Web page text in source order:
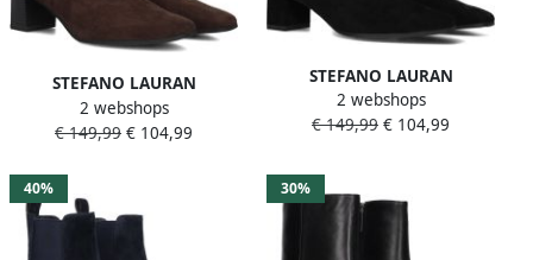
STEFANO LAURAN
Enkellaarsjes Dames 25354
Maat: 41 Materiaal: Suède
2 webshops
€ 149,99 € 104,99
STEFANO LAURAN
Enkellaarsjes Dames 25354
Maat: 42 Materiaal: Suède
2 webshops
€ 149,99 € 104,99
40% 30%